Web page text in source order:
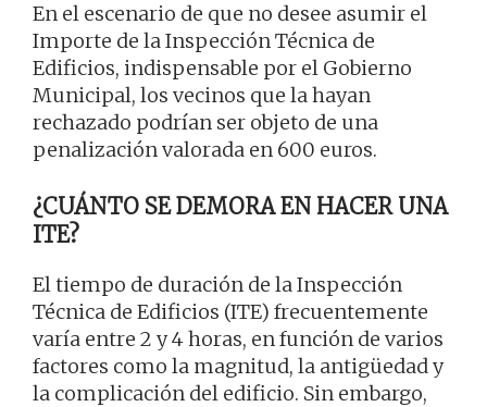
En el escenario de que no desee asumir el
Importe de la Inspección Técnica de
Edificios, indispensable por el Gobierno
Municipal, los vecinos que la hayan
rechazado podrían ser objeto de una
penalización valorada en 600 euros.
¿CUÁNTO SE DEMORA EN HACER UNA
ITE?
El tiempo de duración de la Inspección
Técnica de Edificios (ITE) frecuentemente
varía entre 2 y 4 horas, en función de varios
factores como la magnitud, la antigüedad y
la complicación del edificio. Sin embargo,